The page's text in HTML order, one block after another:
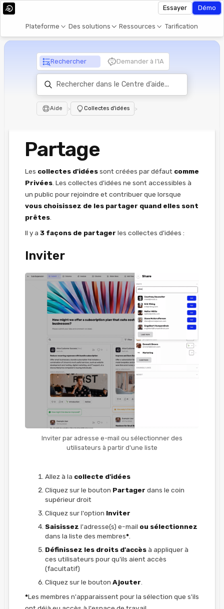
Plateforme Des solutions Ressources Tarification
Essayer Démo
Rechercher Demander à l’IA
Aide > Collectes d'idées >
Partage
Les collectes d'idéessont créées par défaut comme
Privées . Les collectes d'idées ne sont accessibles à
un public pour rejoindre et contribuer que lorsque
vous choisissez de les partager quand elles sont
prêtes
Il y a 3 façons de partager les collectes d'idées :
Inviter
Inviter par adresse e-mail ou sélectionner des
utilisateurs à partir d'une liste
Allez à la collecte d'idées
Cliquez sur le bouton Partager dans le coin
supérieur droit
Cliquez sur l'option Inviter
Saisissez l'adresse(s) e-mail ou sélectionnez
dans la liste des membres*.
Définissez les droits d'accèsà appliquer à
ces utilisateurs pour qu'ils aient accès
(facultatif)
Cliquez sur le bouton Ajouter.
*Les membres n'apparaissent pour la sélection que s'ils